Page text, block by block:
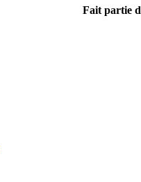
Fait partie